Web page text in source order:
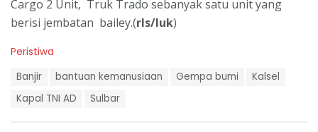
Cargo 2 Unit, Truk Trado sebanyak satu unit yang
berisi jembatan bailey.(rls/luk)
C
Peristiwa
Banjir bantuan kemanusiaan Gempa bumi
Kalsel
Kapal TNI AD
Sulbar